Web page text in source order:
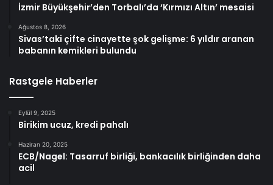
İzmir Büyükşehir’den Torbalı’da ‘Kırmızı Altın’ mesaisi
Ağustos 8, 2026
Sivas’taki çifte cinayette şok gelişme: 6 yıldır aranan
babanın kemikleri bulundu
Rastgele Haberler
Eylül 9, 2025
Birikim ucuz, kredi pahalı
Haziran 20, 2025
ECB/Nagel: Tasarruf birliği, bankacılık birliğinden daha
acil